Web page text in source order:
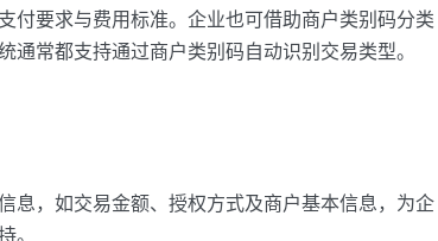
付要求与费用标准。企业也可借助商户类别码分类
常都支持通过商户类别码自动识别交易类型。
息，如交易金额、授权方式及商户基本信息，为企
。